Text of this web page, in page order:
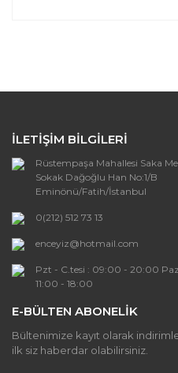
Ürün
Ürün bilgilerinde
Ürün fiyatı diğer
Bu ürüne benzer
İLETİŞİM BİLGİLERİ
Rüstempaşa Mahallesi Saka
Sokak Dağoğlu Han No:1/B
Eminönü/Fatih/İstanbul
0(212) 512 73 13
enceyiz@hotmail.com
Pzt - C.tesi : 09:00 - 20:00
11:00 - 18:00
E-BÜLTEN ABONELİK
Bültenimize kayıt olarak
ilk siz haberdar olabilirsiniz.